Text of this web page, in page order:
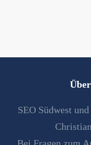
SEO Südwest